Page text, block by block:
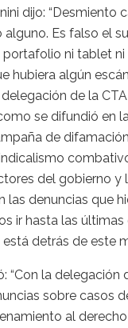
dijo: “Desmiento
alguno. Es falso el
portafolio ni tablet ni
hubiera algún
de la
se difundió en
de
del gobierno y
las denuncias que
ir hasta las
detrás de este
“Con la delegación
sobre casos
al